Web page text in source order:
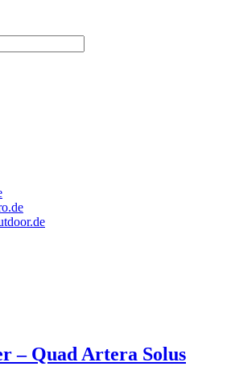
– Quad Artera Solus